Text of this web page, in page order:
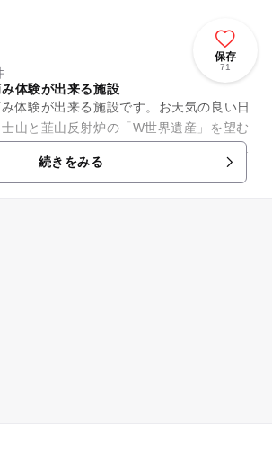
保存
71
体験が出来る施設
体験が出来る施設です。お天気の良い日
山と韮山反射炉の「W世界遺産」を望む
もいっぱいで四季折々のお花も楽しむこ
摘み...続きをみる